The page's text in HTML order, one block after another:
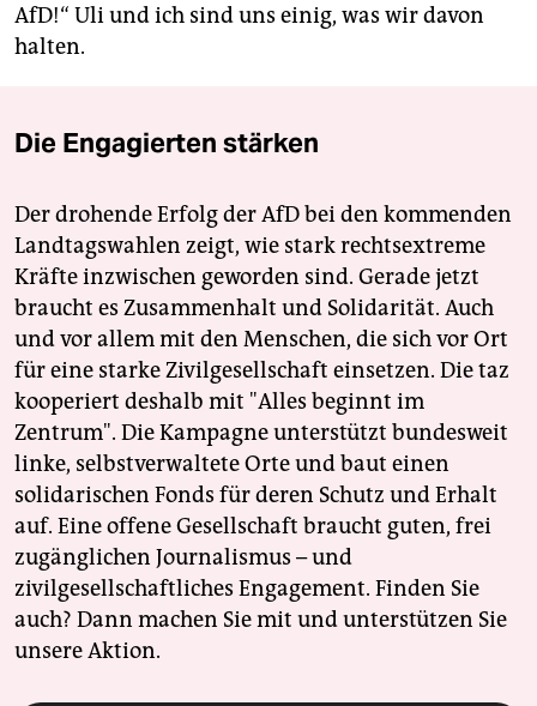
AfD!“ Uli und ich sind uns einig, was wir davon
halten.
Die Engagierten stärken
Der drohende Erfolg der AfD bei den kommenden
Landtagswahlen zeigt, wie stark rechtsextreme
Kräfte inzwischen geworden sind. Gerade jetzt
braucht es Zusammenhalt und Solidarität. Auch
und vor allem mit den Menschen, die sich vor Ort
für eine starke Zivilgesellschaft einsetzen. Die taz
kooperiert deshalb mit "Alles beginnt im
Zentrum". Die Kampagne unterstützt bundesweit
linke, selbstverwaltete Orte und baut einen
solidarischen Fonds für deren Schutz und Erhalt
auf. Eine offene Gesellschaft braucht guten, frei
zugänglichen Journalismus – und
zivilgesellschaftliches Engagement. Finden Sie
auch? Dann machen Sie mit und unterstützen Sie
unsere Aktion.